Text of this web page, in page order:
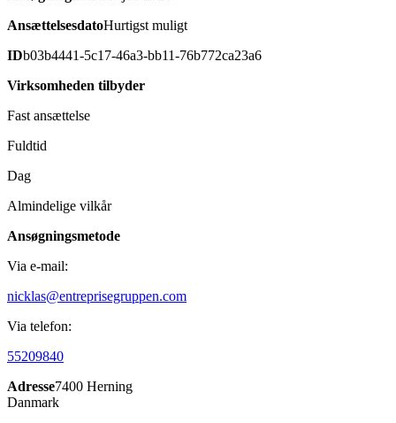
AnsættelsesdatoHurtigst muligt
IDb03b4441-5c17-46a3-bb11-76b772ca23a6
Virksomheden tilbyder
Fast ansættelse
Fuldtid
Dag
Almindelige vilkår
Ansøgningsmetode
Via e-mail:
nicklas@entreprisegruppen.com
Via telefon:
55209840
Adresse7400 Herning
Danmark